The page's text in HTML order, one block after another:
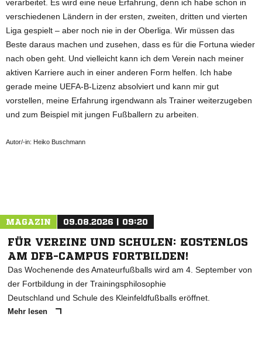
verarbeitet. Es wird eine neue Erfahrung, denn ich habe schon in
verschiedenen Ländern in der ersten, zweiten, dritten und vierten
Liga gespielt – aber noch nie in der Oberliga. Wir müssen das
Beste daraus machen und zusehen, dass es für die Fortuna wieder
nach oben geht. Und vielleicht kann ich dem Verein nach meiner
aktiven Karriere auch in einer anderen Form helfen. Ich habe
gerade meine UEFA-B-Lizenz absolviert und kann mir gut
vorstellen, meine Erfahrung irgendwann als Trainer weiterzugeben
und zum Beispiel mit jungen Fußballern zu arbeiten.
Autor/-in: Heiko Buschmann
MAGAZIN 09.08.2026 | 09:20
FÜR VEREINE UND SCHULEN: KOSTENLOS
AM DFB-CAMPUS FORTBILDEN!
Das Wochenende des Amateurfußballs wird am 4. September von
der Fortbildung in der Trainingsphilosophie
Deutschland und Schule des Kleinfeldfußballs eröffnet.
Mehr lesen